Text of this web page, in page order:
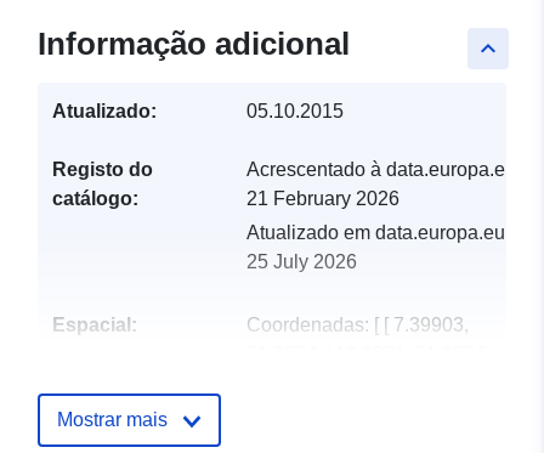
keyboard_arrow_up
Informação adicional
Atualizado: 05.10.2015
Registo do
catálogo:
Acrescentado à data.europa.eu:
21 February 2026
Atualizado em data.europa.eu:
25 July 2026
Espacial: Coordenadas: [ [ 7.39903,
Mostrar mais